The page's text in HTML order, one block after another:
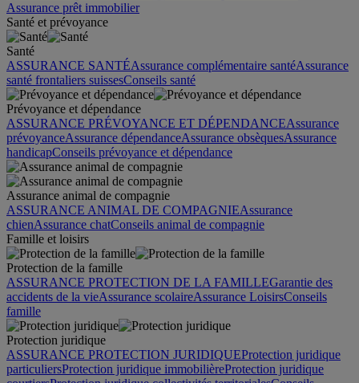
Assurance prêt immobilier
Santé et prévoyance
Santé
ASSURANCE SANTÉAssurance complémentaire santéAssurance
santé frontaliers suissesConseils santé
Prévoyance et dépendance
ASSURANCE PRÉVOYANCE ET DÉPENDANCEAssurance
prévoyanceAssurance dépendanceAssurance obsèquesAssurance
handicapConseils prévoyance et dépendance
Assurance animal de compagnie
ASSURANCE ANIMAL DE COMPAGNIEAssurance
chienAssurance chatConseils animal de compagnie
Famille et loisirs
Protection de la famille
ASSURANCE PROTECTION DE LA FAMILLEGarantie des
accidents de la vieAssurance scolaireAssurance LoisirsConseils
famille
Protection juridique
ASSURANCE PROTECTION JURIDIQUEProtection juridique
particuliersProtection juridique immobilièreProtection juridique